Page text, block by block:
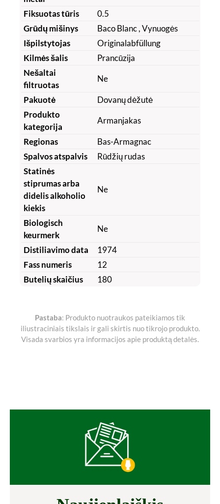
Fiksuotas tūris
0.5
Grūdų mišinys
Baco Blanc, Vynuogės
Išpilstytojas
Originalabfüllung
Kilmės šalis
Prancūzija
Nešaltai
filtruotas
Ne
Pakuotė
Dovanų dėžutė
Produkto
kategorija
Armanjakas
Regionas
Bas-Armagnac
Spalvos atspalvis
Rūdžių rudas
Statinės
stiprumas arba
didelis alkoholio
kiekis
Ne
Biologisch
keurmerk
Ne
Distiliavimo data
1974
Fass numeris
12
Butelių skaičius
180
Pastaba: Produkto nuotraukos pateikiamos tik
iliustraciniais tikslais ir gali skirtis nuo tikrojo produkto.
Visada svarbios yra informacijos apie produktą detalės.